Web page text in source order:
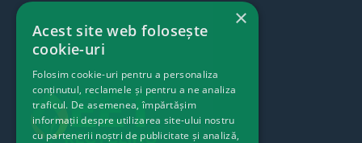
×
Acest site web folosește
cookie-uri
Folosim cookie-uri pentru a personaliza
conținutul, reclamele și pentru a ne analiza
traficul. De asemenea, împărtășim
informații despre utilizarea site-ului nostru
cu partenerii noștri de publicitate și analiză,